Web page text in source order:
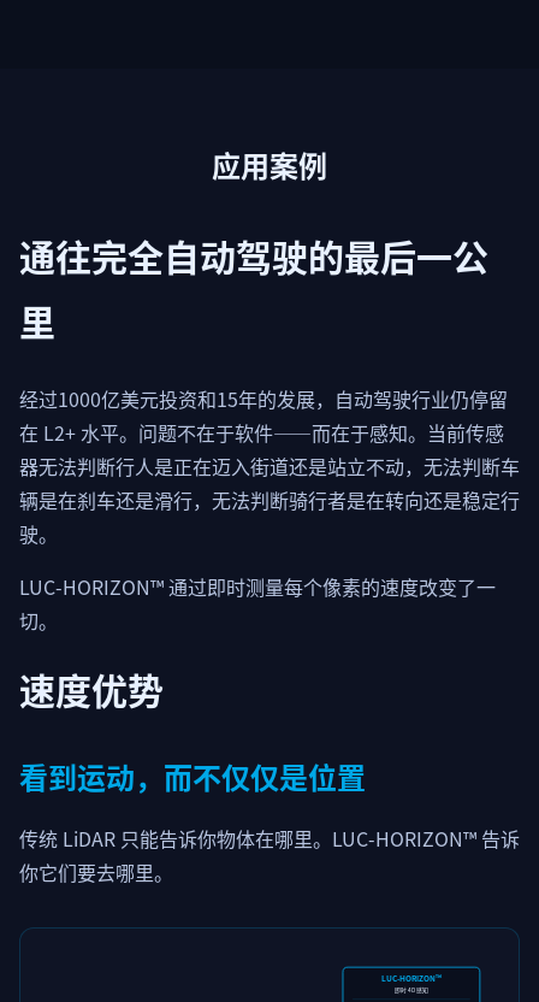
应用案例
通往完全自动驾驶的最后一公
里
经过1000亿美元投资和15年的发展，自动驾驶行业仍停留
在 L2+ 水平。问题不在于软件——而在于感知。当前传感
器无法判断行人是正在迈入街道还是站立不动，无法判断车
辆是在刹车还是滑行，无法判断骑行者是在转向还是稳定行
驶。
LUC-HORIZON™ 通过即时测量每个像素的速度改变了一
切。
速度优势
看到运动，而不仅仅是位置
传统 LiDAR 只能告诉你物体在哪里。LUC-HORIZON™ 告诉
你它们要去哪里。
LUC-HORIZON™
即时 4D 感知